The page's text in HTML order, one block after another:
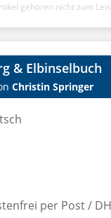
gehören nicht zum
& Elbinselbuch
Christin Springer
per Post /